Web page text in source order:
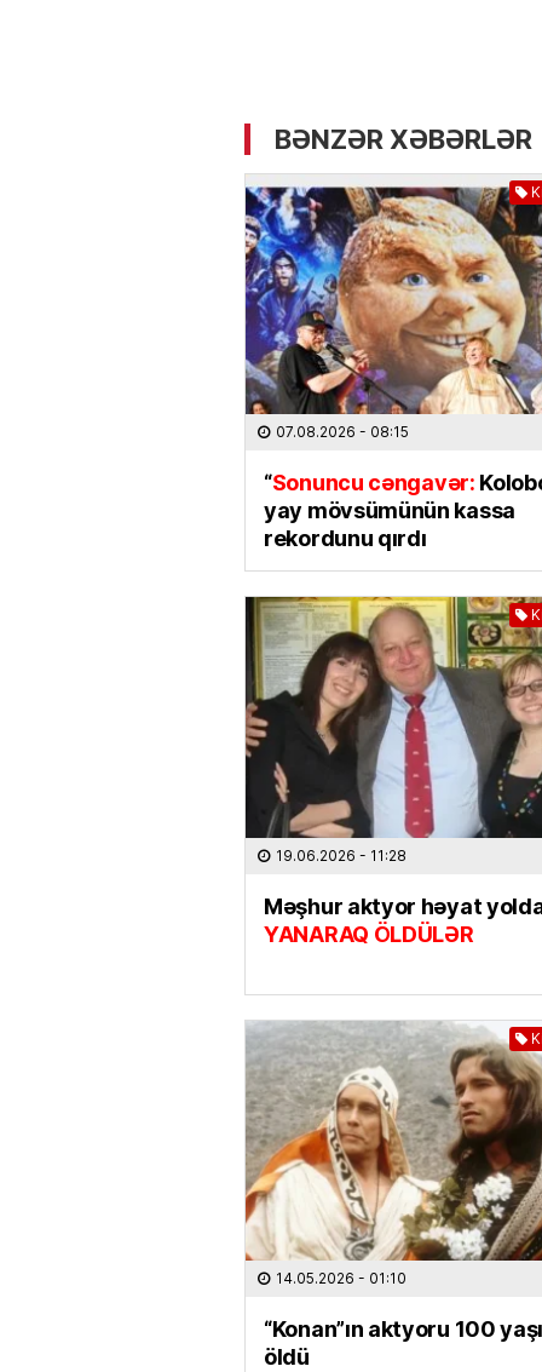
BƏNZƏR XƏBƏRLƏR
07.08.2026 - 08:15
“Sonuncu cəngavər:
yay mövsümünün kassa
rekordunu qırdı
19.06.2026 - 11:28
Məşhur aktyor həyat
YANARAQ ÖLDÜLƏR
14.05.2026 - 01:10
“Konan”ın aktyoru 100
öldü